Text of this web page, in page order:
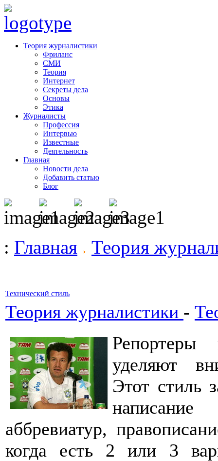
Теория журналистики
Фриланс
СМИ
Теория
Интернет
Секреты дела
Основы
Этика
Журналисты
Профессия
Интервью
Известные
Деятельность
Главная
Новости дела
Добавить статью
Блог
: Главная Теория
Технический стиль
Теория журналистики -
уделяют
Этот стиль
аббревиатур,
когда есть 2 или 3